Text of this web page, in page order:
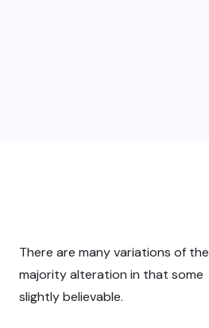
There are many variations of the
majority alteration in that some
slightly believable.